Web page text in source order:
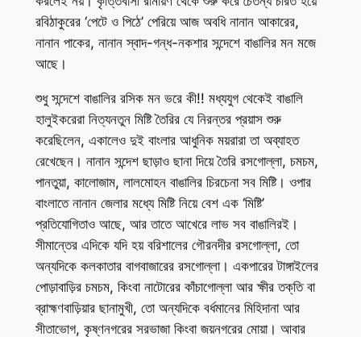
রবিঠাকুরের ‘পেটে ও পিঠে’ পেরিয়ে আজ অবধি নানান আকারের,
নানান পাকের, নানান স্বাদ-গন্ধ-নকশার সন্দেশে বাঙালির মন মজে
আছে।
শুধু সন্দেশে বাঙালির রসিক মন ভরে কী!! মধ্যযুগ থেকেই বাঙালি
হালুইকরেরা নিত্যনতুন মিষ্টি তৈরির যে নিরন্তর প্রয়াস শুরু
করেছিলেন, একালেও দুই বাংলার আধুনিক ময়রারা তা অব্যাহত
রেখেছেন। নানান সন্দেশ ছাড়াও ছানা দিয়ে তৈরি রসগোল্লা, চমচম,
পানতুয়া, কালোজাম, লালমোহন বাঙালির চিরচেনা সব মিষ্টি। ওপার
বাংলাতে নানান জেলার মধ্যে মিষ্টি নিয়ে বেশ এক ‘মিষ্টি’
প্রতিযোগিতাও আছে, আর তাতে আখেরে লাভ সব বাঙালিরই।
সীমান্তের এদিকে যদি হয় বরিশালের গৌরনদীর রসগোল্লা, তো
অন্যদিকে কলকাতার বাগবাজারের রসগোল্লা। একপারের টাঙ্গাইলের
পোড়াবাড়ির চমচম, কিংবা নাটোরের কাঁচাগোল্লা আর ক্ষীর তক্‌তি বা
ব্রাহ্মণবাড়িয়ার ছানামুখী, তো অন্যদিকে বর্ধমানের মিহিদানা আর
সীতাভোগ, কৃষ্ণনগরের সরভাজা কিংবা জয়নগরের মোয়া। আবার